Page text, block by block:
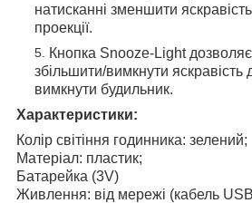
натисканні зменшити
проекції.
Кнопка Snooze-Light
збільшити/вимкнути яскравість
вимкнути будильник.
Характеристики:
Колір світіння годинника: зелений;
Матеріал: пластик;
Батарейка (3V)
Живлення: від мережі (кабель USB